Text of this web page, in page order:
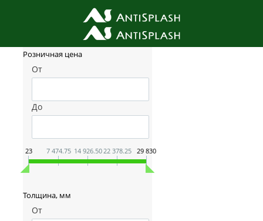
Фильтр товаров
Розничная цена
От
До
23 7 474.75 14 926.5022 378.25 29 830
Толщина, мм
От